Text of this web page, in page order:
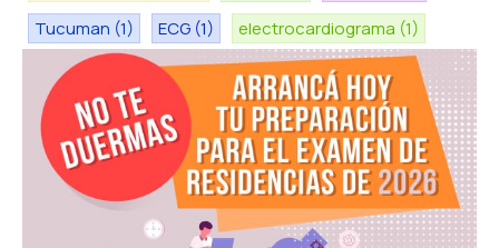
Tucuman (1) ECG (1) electrocardiograma (1)